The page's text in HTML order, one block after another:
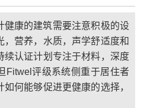
健康的建筑需要注意积极的设
，营养，水质，声学舒适度和
续认证计划专注于材料，深度
Fitwel评级系统侧重于居住者
何能够促进更健康的选择，